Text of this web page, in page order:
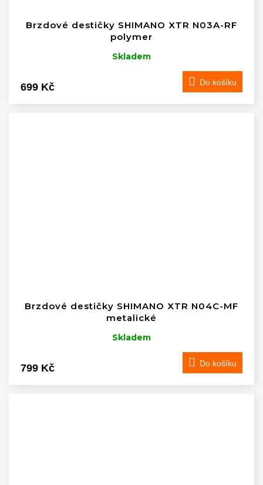
Brzdové destičky SHIMANO XTR N03A-RF
polymer
Skladem
699 Kč Do košíku
Brzdové destičky SHIMANO XTR N04C-MF
metalické
Skladem
799 Kč Do košíku